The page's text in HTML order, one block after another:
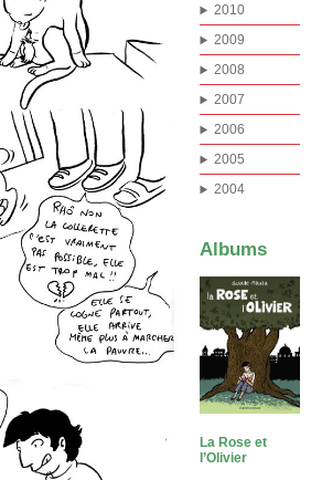
2010
2009
2008
2007
2006
2005
2004
Albums
La Rose et
l’Olivier